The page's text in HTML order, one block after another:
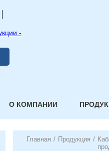
О КОМПАНИИ
Главная / Продукция /